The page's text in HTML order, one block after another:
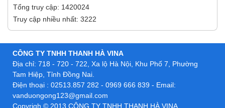
Tổng truy cập: 1420024
Truy cập nhiều nhất: 3222
CÔNG TY TNHH THANH HÀ VINA
Địa chỉ: 718 - 720 - 722, Xa lộ Hà Nội, Khu Phố 7, Phường
Tam Hiệp, Tỉnh Đồng Nai.
Điện thoại : 02513.857 282 - 0969 666 839 - Email:
vanduongong123@gmail.com
Copyrigh © 2013 CÔNG TY TNHH THANH HÀ VINA